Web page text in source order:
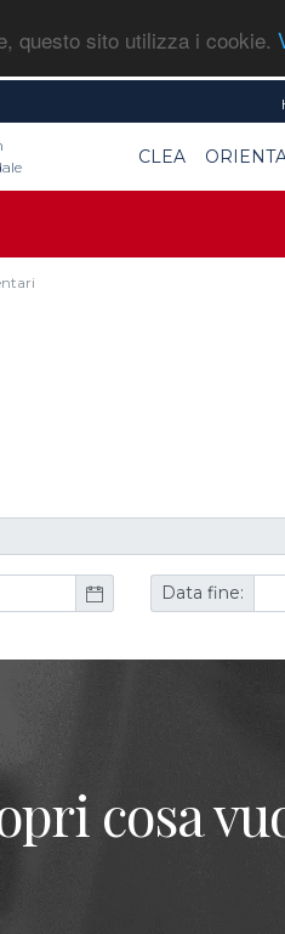
questo sito utilizza i cookie.
CLEA
Data fine:
cosa